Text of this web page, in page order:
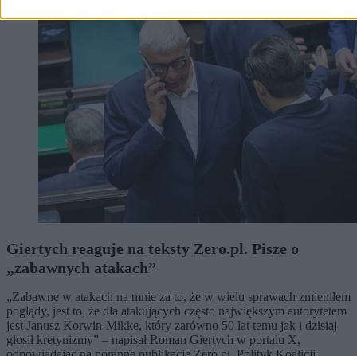
Giertych reaguje na teksty Zero.pl. Pisze o
„zabawnych atakach”
„Zabawne w atakach na mnie za to, że w wielu sprawach zmieniłem
poglądy, jest to, że dla atakujących często największym autorytetem
jest Janusz Korwin-Mikke, który zarówno 50 lat temu jak i dzisiaj
głosił kretynizmy” – napisał Roman Giertych w portalu X,